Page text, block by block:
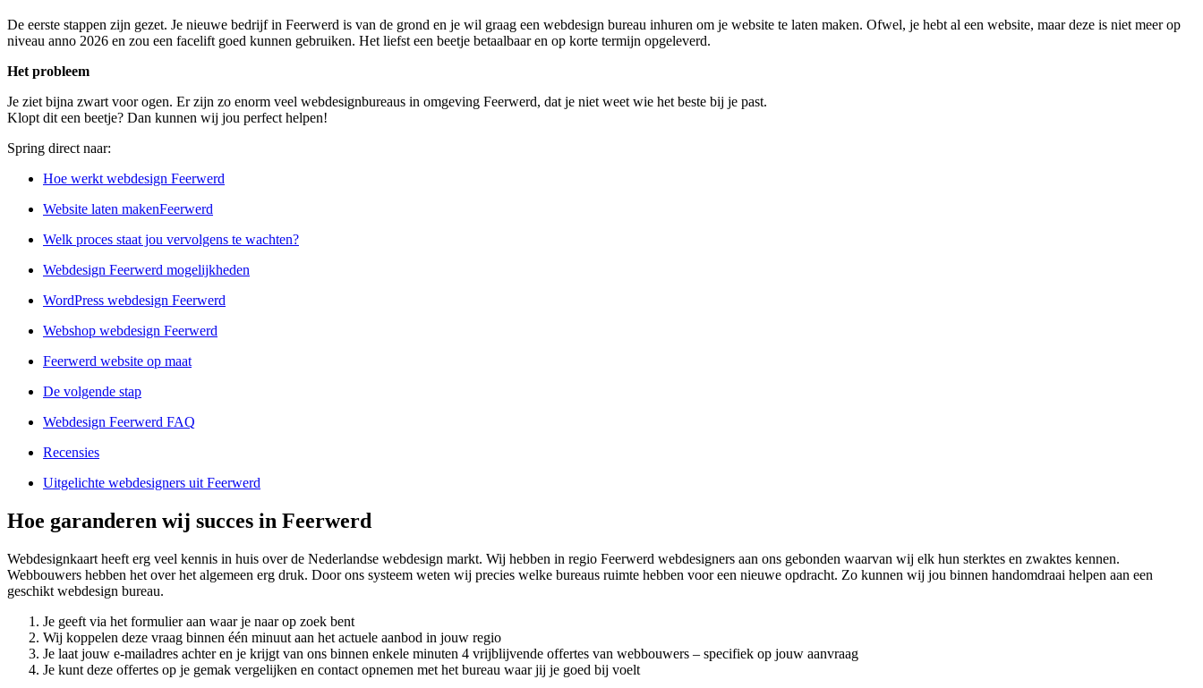
De eerste stappen zijn gezet. Je nieuwe bedrijf in Feerwerd is van de grond en je wil graag een webdesign bureau inhuren om je website te laten maken. Ofwel, je hebt al een website, maar deze is niet meer op
niveau anno 2026 en zou een facelift goed kunnen gebruiken. Het liefst een beetje betaalbaar en op korte termijn opgeleverd.
Het probleem
Je ziet bijna zwart voor ogen. Er zijn zo enorm veel webdesignbureaus in omgeving Feerwerd, dat je niet weet wie het beste bij je past.
Klopt dit een beetje? Dan kunnen wij jou perfect helpen!
Spring direct naar:
Hoe werkt webdesign Feerwerd
Website laten makenFeerwerd
Welk proces staat jou vervolgens te wachten?
Webdesign Feerwerd mogelijkheden
WordPress webdesign Feerwerd
Webshop webdesign Feerwerd
Feerwerd website op maat
De volgende stap
Webdesign Feerwerd FAQ
Recensies
Uitgelichte webdesigners uit Feerwerd
Hoe garanderen wij succes in Feerwerd
Webdesignkaart heeft erg veel kennis in huis over de Nederlandse webdesign markt. Wij hebben in regio Feerwerd webdesigners aan ons gebonden waarvan wij elk hun sterktes en zwaktes kennen.
Webbouwers hebben het over het algemeen erg druk. Door ons systeem weten wij precies welke bureaus ruimte hebben voor een nieuwe opdracht. Zo kunnen wij jou binnen handomdraai helpen aan een
geschikt webdesign bureau.
Je geeft via het formulier aan waar je naar op zoek bent
Wij koppelen deze vraag binnen één minuut aan het actuele aanbod in jouw regio
Je laat jouw e-mailadres achter en je krijgt van ons binnen enkele minuten 4 vrijblijvende offertes van webbouwers – specifiek op jouw aanvraag
Je kunt deze offertes op je gemak vergelijken en contact opnemen met het bureau waar jij je goed bij voelt